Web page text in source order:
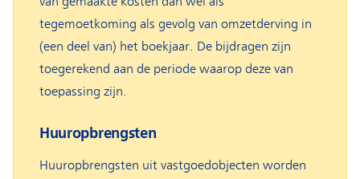
tegemoetkoming als gevolg van omzetderving in
(een deel van) het boekjaar. De bijdragen zijn
toegerekend aan de periode waarop deze van
toepassing zijn.
Huuropbrengsten
Huuropbrengsten uit vastgoedobjecten worden